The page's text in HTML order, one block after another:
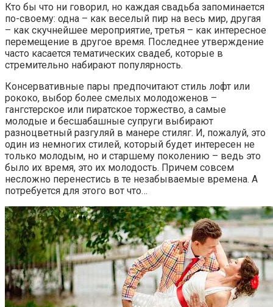
Кто бы что ни говорил, но каждая свадьба запоминается
по-своему: одна – как веселый пир на весь мир, другая
– как скучнейшее мероприятие, третья – как интересное
перемещение в другое время. Последнее утверждение
часто касается тематических свадеб, которые в
стремительно набирают популярность.
Консервативные пары предпочитают стиль лофт или
рококо, выбор более смелых молодоженов –
гангстерское или пиратское торжество, а самые
молодые и бесшабашные супруги выбирают
разноцветный разгуляй в манере стиляг. И, пожалуй, это
один из немногих стилей, который будет интересен не
только молодым, но и старшему поколению – ведь это
было их время, это их молодость. Причем совсем
несложно перенестись в те незабываемые времена. А
потребуется для этого вот что…